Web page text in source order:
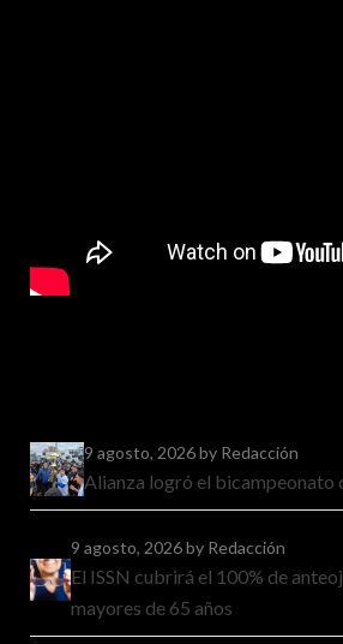
9 agosto, 2026by Redacción
Alianza logró el bicampeonato
9 agosto, 2026by Redacción
El ISSN cubrirá el 100% de
mayores de 65 años